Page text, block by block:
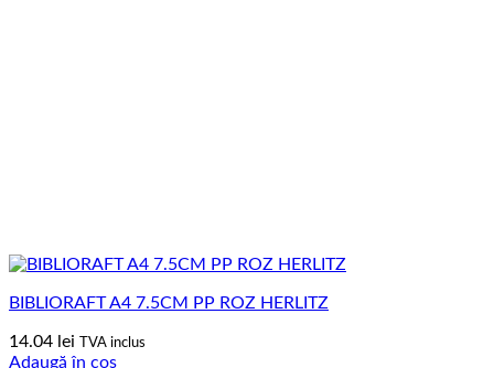
BIBLIORAFT A4 7.5CM PP ROZ HERLITZ
14.04 lei TVA inclus
Adaugă în coș